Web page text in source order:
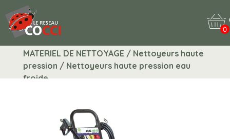
0
MATERIEL DE NETTOYAGE / Nettoyeurs haute
pression / Nettoyeurs haute pression eau
froide